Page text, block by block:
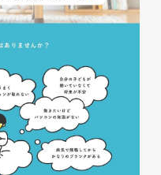
刷物
#アパレル・ファッション